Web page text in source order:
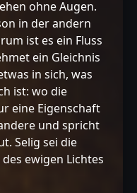
ohne Augen.
in der andern
ist es ein Fluss
ein Gleichnis
in sich, was
ist: wo die
eine Eigenschaft
und spricht
Selig sei die
ewigen Lichtes